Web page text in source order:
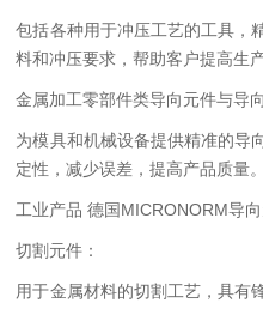
包括各种用于冲压工艺的工具，
料和冲压要求，帮助客户提高生
金属加工零部件类导向元件与导
为模具和机械设备提供精准的导
定性，减少误差，提高产品质量。
工业产品 德国MICRONORM导
切割元件：
用于金属材料的切割工艺，具有